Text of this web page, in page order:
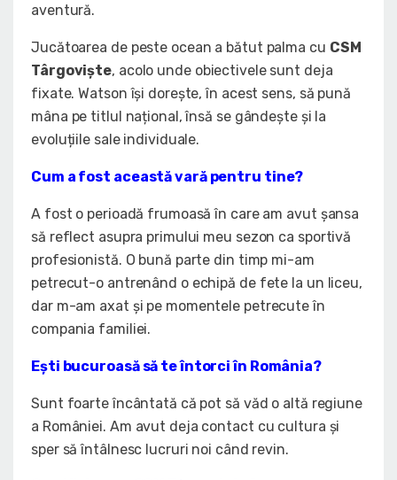
aventură.
Jucătoarea de peste ocean a bătut palma cu CSM
Târgoviște, acolo unde obiectivele sunt deja
fixate. Watson își dorește, în acest sens, să pună
mâna pe titlul național, însă se gândește și la
evoluțiile sale individuale.
Cum a fost această vară pentru tine?
A fost o perioadă frumoasă în care am avut șansa
să reflect asupra primului meu sezon ca sportivă
profesionistă. O bună parte din timp mi-am
petrecut-o antrenând o echipă de fete la un liceu,
dar m-am axat și pe momentele petrecute în
compania familiei.
Ești bucuroasă să te întorci în România?
Sunt foarte încântată că pot să văd o altă regiune
a României. Am avut deja contact cu cultura și
sper să întâlnesc lucruri noi când revin.